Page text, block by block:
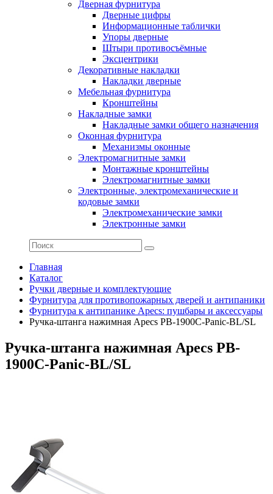
Дверная фурнитура
Дверные цифры
Информационные таблички
Упоры дверные
Штыри противосъёмные
Эксцентрики
Декоративные накладки
Накладки дверные
Мебельная фурнитура
Кронштейны
Накладные замки
Накладные замки общего назначения
Оконная фурнитура
Механизмы оконные
Электромагнитные замки
Монтажные кронштейны
Электромагнитные замки
Электронные, электромеханические и
кодовые замки
Электромеханические замки
Электронные замки
Главная
Каталог
Ручки дверные и комплектующие
Фурнитура для противопожарных дверей и антипаники
Фурнитура к антипанике Apecs: пушбары и аксессуары
Ручка-штанга нажимная Apecs PB-1900C-Panic-BL/SL
Ручка-штанга нажимная Apecs PB-
1900C-Panic-BL/SL